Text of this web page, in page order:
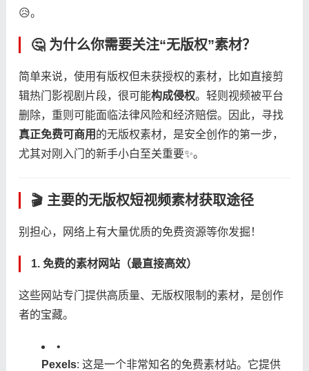
😥。
🤔 为什么你需要关注“无版权”素材？
简单来说，使用有版权但未获授权的素材，比如直接剪
辑热门影视剧片段，很可能​​构成侵权​​。轻则视频被平台
删除，重则可能面临法律风险和经济赔偿。因此，寻找​​
真正免费可商用​ ​的无版权素材，是安全创作的第一步，
尤其对刚入门的新手小白至关重要✨。
🎬 主要的无版权短视频素材获取途径
别担心，网络上有大量优质的免费资源等你发掘！
​1. 免费的素材网站（最直接高效）​
这些网站专门提供高质量、无版权限制的素材，是创作
者的宝藏。
•
​Pexels​​: 这是一个非常知名的免费素材站。它提供